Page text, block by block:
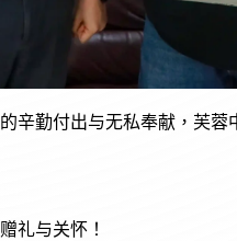
辛勤付出与无私奉献，芙
礼与关怀！